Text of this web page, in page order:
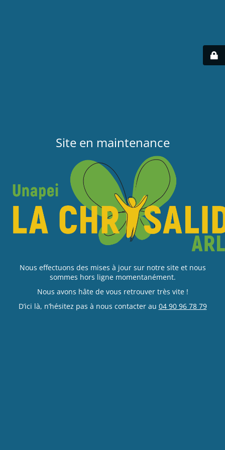
Site en maintenance
Nous effectuons des mises à jour sur notre site et nous
sommes hors ligne momentanément.
Nous avons hâte de vous retrouver très vite !
D’ici là, n’hésitez pas à nous contacter au 04 90 96 78 79